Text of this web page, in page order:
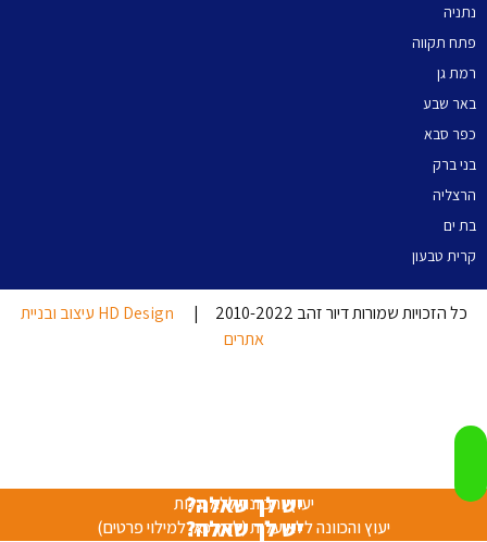
נתניה
פתח תקווה
רמת גן
באר שבע
כפר סבא
בני ברק
הרצליה
בת ים
קרית טבעון
כל הזכויות שמורות דיור זהב 2010-2022 |
HD Design עיצוב ובניית
אתרים
יש לך שאלה?
יעוץ והכוונה ללא עלות
יש לך שאלה?
יעוץ והכוונה ללא עלות (לחץ כאן למילוי פרטים)